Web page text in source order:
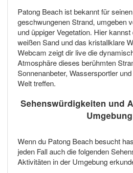
Patong Beach ist bekannt für
geschwungenen Strand, umgeben
und üppiger Vegetation. Hier kannst
weißen Sand und das kristallklare
Webcam zeigt dir live die
Atmosphäre dieses berühmten
Sonnenanbeter, Wassersportler
Welt treffen.
Sehenswürdigkeiten und
Umgebung
Wenn du Patong Beach besucht
jeden Fall auch die folgenden
Aktivitäten in der Umgebung